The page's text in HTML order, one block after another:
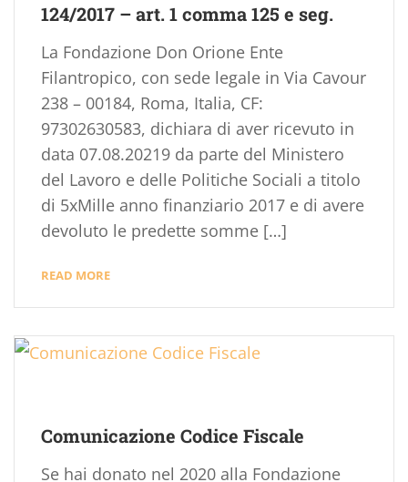
124/2017 – art. 1 comma 125 e seg.
La Fondazione Don Orione Ente
Filantropico, con sede legale in Via Cavour
238 – 00184, Roma, Italia, CF:
97302630583, dichiara di aver ricevuto in
data 07.08.20219 da parte del Ministero
del Lavoro e delle Politiche Sociali a titolo
di 5xMille anno finanziario 2017 e di avere
devoluto le predette somme […]
READ MORE
Comunicazione Codice Fiscale
Se hai donato nel 2020 alla Fondazione